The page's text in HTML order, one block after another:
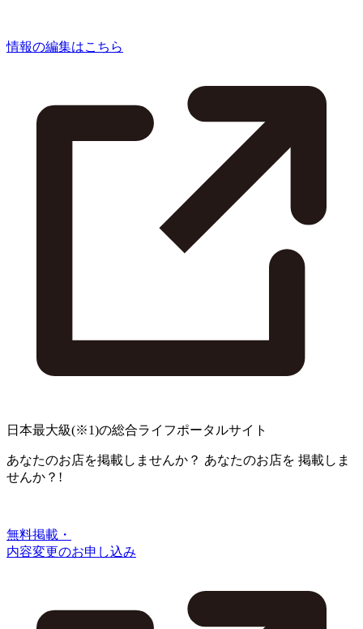
情報の編集はこちら
日本最大級(※1)の総合ライフポータルサイト
あなたのお店を掲載しませんか？ あなたのお店を 掲載しま
せんか？!
無料掲載・
内容変更のお申し込み